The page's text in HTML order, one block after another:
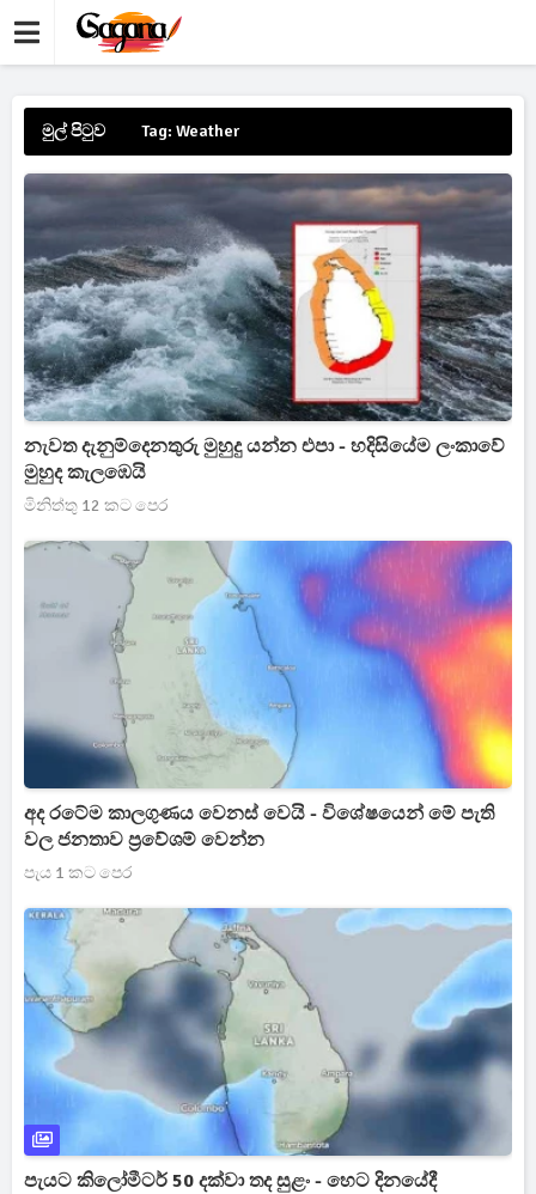
මුල් පිටුව Tag: Weather
නැවත දැනුම්දෙනතුරු මුහුදු යන්න එපා - හදිසියේම ලංකාවේ
මුහුද කැලඹෙයි
මිනිත්තු 12 කට පෙර
අද රටේම කාලගුණය වෙනස් වෙයි - විශේෂයෙන් මේ පැති
වල ජනතාව ප්‍රවේශම් වෙන්න
පැය 1 කට පෙර
පැයට කිලෝමීටර් 50 දක්වා තද සුළං - හෙට දිනයේදී